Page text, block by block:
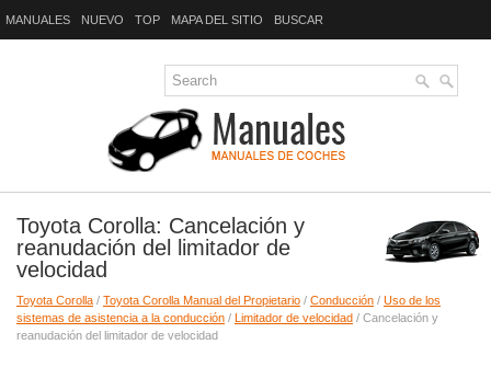
MANUALES NUEVO TOP MAPA DEL SITIO BUSCAR
Toyota Corolla: Cancelación y
reanudación del limitador de
velocidad
Toyota Corolla / Toyota Corolla Manual del Propietario / Conducción / Uso de los
sistemas de asistencia a la conducción / Limitador de velocidad / Cancelación y
reanudación del limitador de velocidad